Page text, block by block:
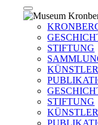
STIFTUNG
KÜNSTLER
STIFTUNG
KÜNSTLER